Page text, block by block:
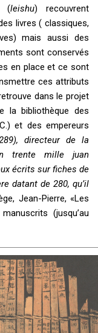
(leishu) recouvrent
livres ( classiques,
mais aussi des
sont conservés
en place et ce sont
ces attributs
dans le projet
la bibliothèque des
et des empereurs
directeur de la
trente mille juan
écrits sur fiches de
datant de 280, qu’il
Jean-Pierre, «Les
(jusqu’au